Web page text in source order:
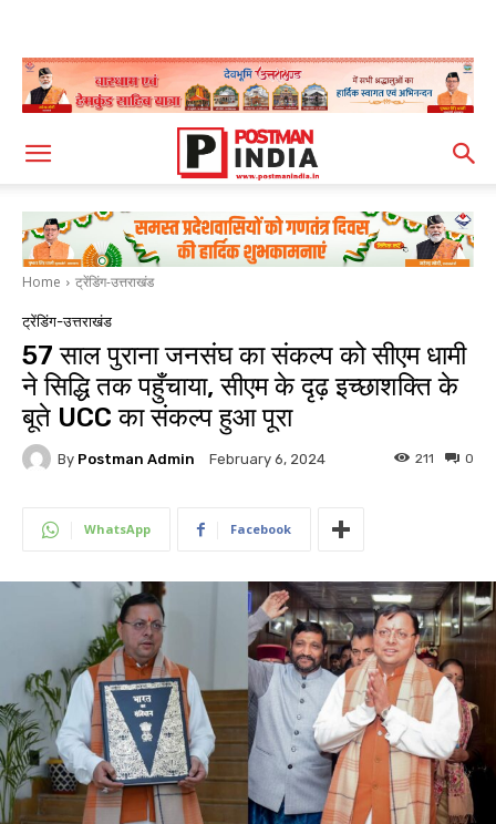
Home ट्रेंडिंग-उत्तराखंड
ट्रेंडिंग-उत्तराखंड
57 साल पुराना जनसंघ का संकल्प को सीएम धामी
ने सिद्धि तक पहुँचाया, सीएम के दृढ़ इच्छाशक्ति के
बूते UCC का संकल्प हुआ पूरा
By Postman Admin February 6, 2024 0
211
WhatsApp Facebook